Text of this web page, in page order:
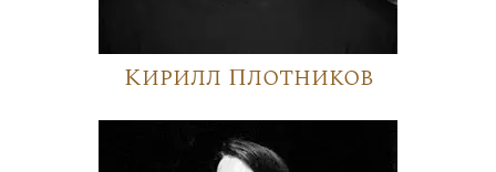
Кирилл Плотников